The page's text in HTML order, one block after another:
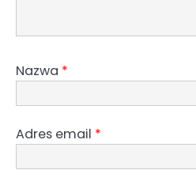
Nazwa *
Adres email *